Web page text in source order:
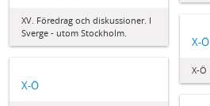
XV. Föredrag och diskussioner. I
Sverge - utom Stockholm.
X-Ö
X-Ö
X-Ö